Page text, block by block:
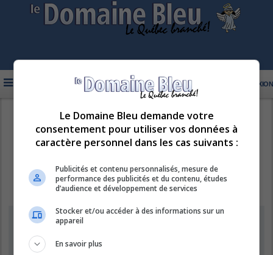
CONNEXION
INSCRIPTION
LE DOMAINE BLEU
Information
Vous ne pouvez pas effectuer de recherche pour le moment car le
Le Domaine Bleu demande votre
consentement pour utiliser vos données à
caractère personnel dans les cas suivants :
Publicités et contenu personnalisés, mesure de
performance des publicités et du contenu, études
d’audience et développement de services
Stocker et/ou accéder à des informations sur un
appareil
En savoir plus